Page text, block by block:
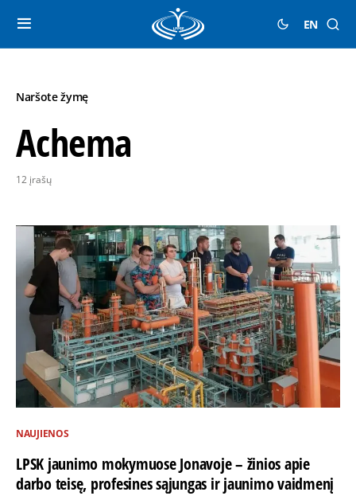
EN
Naršote žymę
Achema
12 įrašų
NAUJIENOS
LPSK jaunimo mokymuose Jonavoje – žinios apie
darbo teisę, profesines sąjungas ir jaunimo vaidmenį